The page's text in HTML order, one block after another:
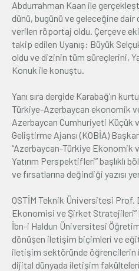
Abdurrahman Kaan ile
dünü, bugünü ve geleceğine
verilen röportaj oldu. Çerçeve
takip edilen Uyanış: Büyük
oldu ve dizinin tüm süreçlerini,
Konuk ile konuştu.
Yanı sıra dergide Karabağ’ın
Türkiye-Azerbaycan ekonomik
Azerbaycan Cumhuriyeti Küçük
Geliştirme Ajansı (KOBİA)
“Azerbaycan-Türkiye Ekonomik
Yatırım Perspektifleri” başlıklı
ve fırsatlarına değindiği yazısı
OSTİM Teknik Üniversitesi Prof.
Ekonomisi ve Şirket Stratejileri”
İbn-i Haldun Üniversitesi
dönüşen iletişim biçimleri ve
iletişim sektöründe öğrencilerin
dijital dünyada iletişim